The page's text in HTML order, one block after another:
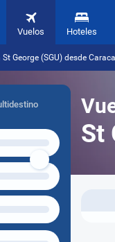
Vuelos Hoteles
George (SGU) desde
St